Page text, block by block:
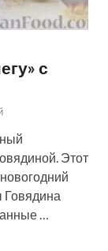
с
Этот
Говядина
…